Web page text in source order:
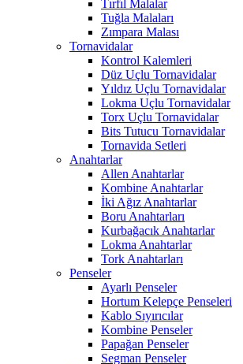
Tırfıl Malalar
Tuğla Malaları
Zımpara Malası
Tornavidalar
Kontrol Kalemleri
Düz Uçlu Tornavidalar
Yıldız Uçlu Tornavidalar
Lokma Uçlu Tornavidalar
Torx Uçlu Tornavidalar
Bits Tutucu Tornavidalar
Tornavida Setleri
Anahtarlar
Allen Anahtarlar
Kombine Anahtarlar
İki Ağız Anahtarlar
Boru Anahtarları
Kurbağacık Anahtarlar
Lokma Anahtarlar
Tork Anahtarları
Penseler
Ayarlı Penseler
Hortum Kelepçe Penseleri
Kablo Sıyırıcılar
Kombine Penseler
Papağan Penseler
Segman Penseler